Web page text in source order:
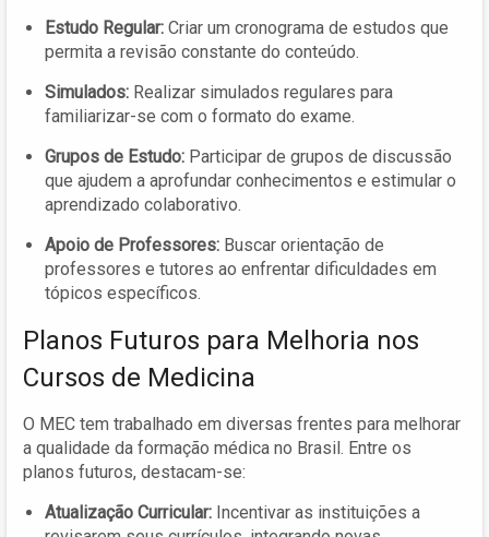
Estudo Regular: Criar um cronograma de estudos que
permita a revisão constante do conteúdo.
Simulados: Realizar simulados regulares para
familiarizar-se com o formato do exame.
Grupos de Estudo: Participar de grupos de discussão
que ajudem a aprofundar conhecimentos e estimular o
aprendizado colaborativo.
Apoio de Professores: Buscar orientação de
professores e tutores ao enfrentar dificuldades em
tópicos específicos.
Planos Futuros para Melhoria nos
Cursos de Medicina
O MEC tem trabalhado em diversas frentes para melhorar
a qualidade da formação médica no Brasil. Entre os
planos futuros, destacam-se:
Atualização Curricular: Incentivar as instituições a